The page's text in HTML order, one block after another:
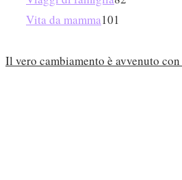
Vita da mamma101
Il vero cambiamento è avvenuto